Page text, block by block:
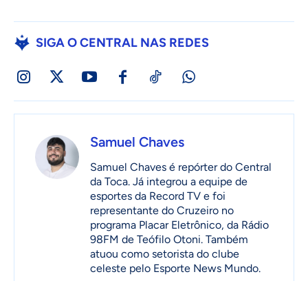
SIGA O CENTRAL NAS REDES
Samuel Chaves
Samuel Chaves é repórter do Central
da Toca. Já integrou a equipe de
esportes da Record TV e foi
representante do Cruzeiro no
programa Placar Eletrônico, da Rádio
98FM de Teófilo Otoni. Também
atuou como setorista do clube
celeste pelo Esporte News Mundo.